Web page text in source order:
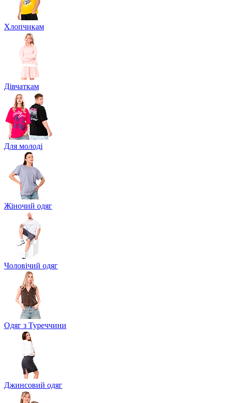
Хлопчикам
Дівчаткам
Для молоді
Жіночий одяг
Чоловічий одяг
Одяг з Туреччини
Джинсовий одяг